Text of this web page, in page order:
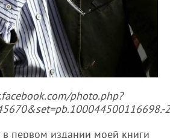
photo.php?
первом издании моей книги